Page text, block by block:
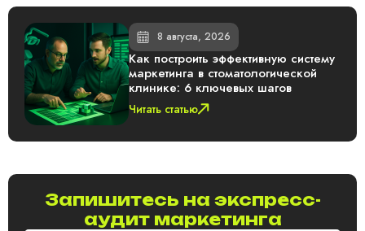
8 августа, 2026
Как построить эффективную систему
маркетинга в стоматологической
клинике: 6 ключевых шагов
Читать статью
Запишитесь на экспресс-
аудит маркетинга